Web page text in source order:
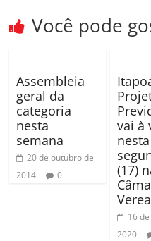
Você pode
Assembleia
geral da
categoria
nesta
semana
20 de outubro de
2014
0
vai à
nesta
(17)
16
2020